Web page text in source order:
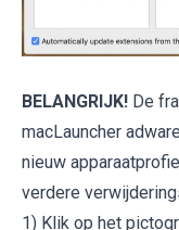
BELANGRIJK! De
macLauncher
nieuw
verdere
1) Klik op het